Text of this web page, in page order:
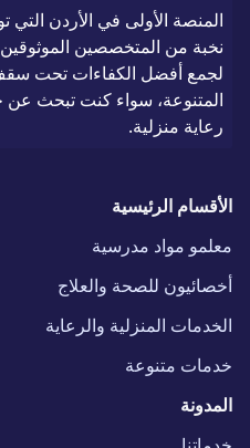
المنصة الأولى في الأردن التي
نخبة من المتخصصين
لجمع أفضل الكفاءات تحت سقف
المتنوعة، سواء كنت تبحث عن
رعاية منزلية.
الأقسام الرئيسية
معلمو مواد مدرسية
أخصائيون للصحة والعلاج
الخدمات المنزلية والرعاية
خدمات متنوعة
المدونة